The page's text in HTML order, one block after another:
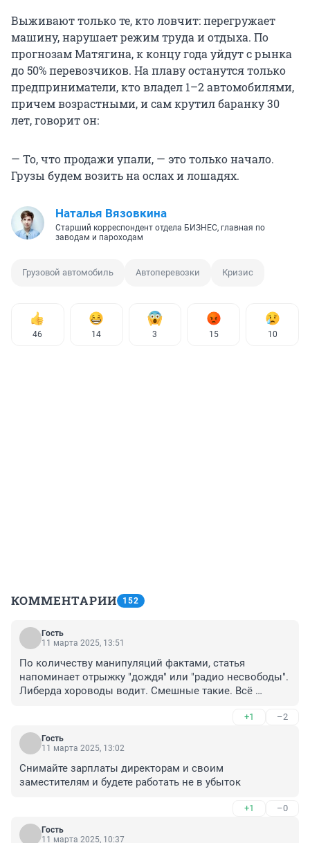
Выживают только те, кто ловчит: перегружает
машину, нарушает режим труда и отдыха. По
прогнозам Матягина, к концу года уйдут с рынка
до 50% перевозчиков. На плаву останутся только
предприниматели, кто владел 1–2 автомобилями,
причем возрастными, и сам крутил баранку 30
лет, говорит он:
— То, что продажи упали, — это только начало.
Грузы будем возить на ослах и лошадях.
Наталья Вязовкина
Старший корреспондент отдела БИЗНЕС, главная по
заводам и пароходам
Грузовой автомобиль Автоперевозки Кризис
46 14 3 15 10
КОММЕНТАРИИ 152
Гость
11 марта 2025, 13:51
По количеству манипуляций фактами, статья
напоминает отрыжку "дождя" или "радио несвободы".
Либерда хороводы водит. Смешные такие. Всё
+1 –2
Гость
11 марта 2025, 13:02
Снимайте зарплаты директорам и своим
заместителям и будете работать не в убыток
+1 –0
Гость
11 марта 2025, 10:37